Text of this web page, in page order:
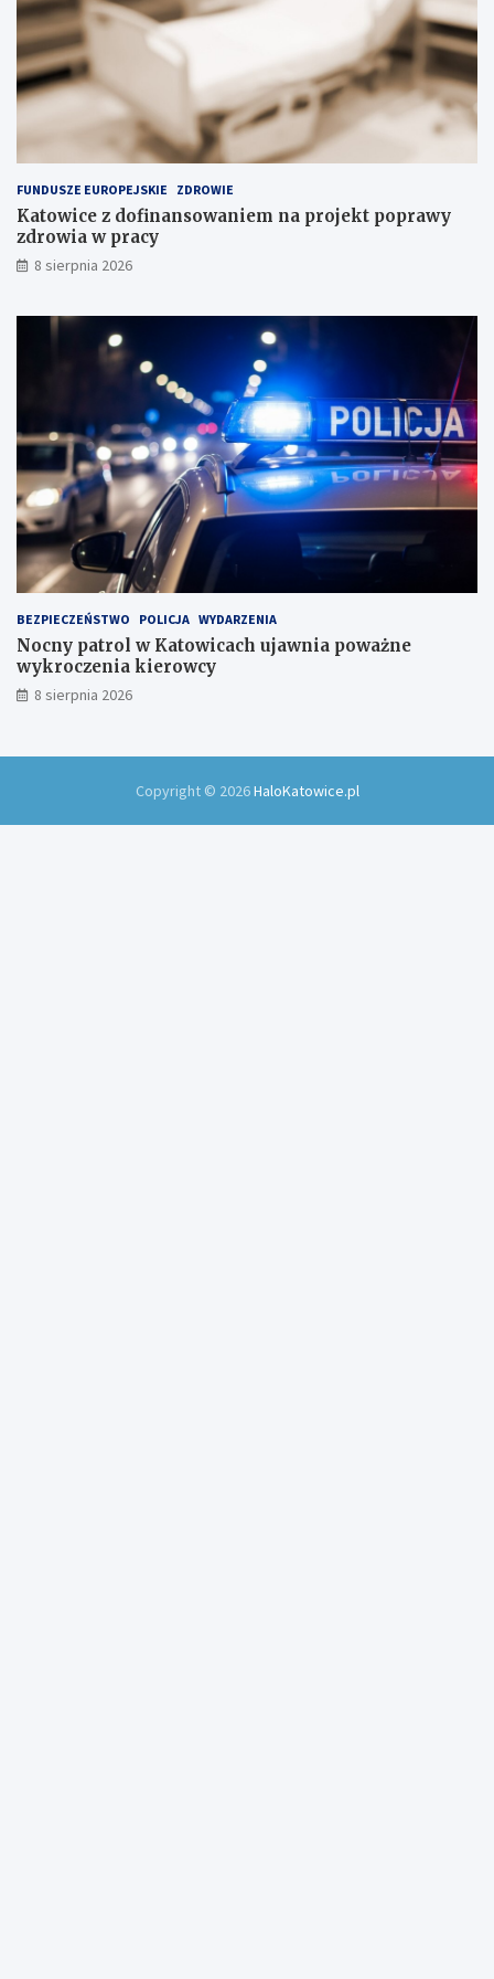
c
j
i
n
a
s
k
d
o
w
i
u
i
w
P
o
l
s
c
FUNDUSZE EUROPEJSKIE ZDROWIE
Katowice z dofinansowaniem na projekt poprawy
zdrowia w pracy
8 sierpnia 2026
BEZPIECZEŃSTWO POLICJA WYDARZENIA
Nocny patrol w Katowicach ujawnia poważne
wykroczenia kierowcy
8 sierpnia 2026
Copyright © 2026HaloKatowice.pl